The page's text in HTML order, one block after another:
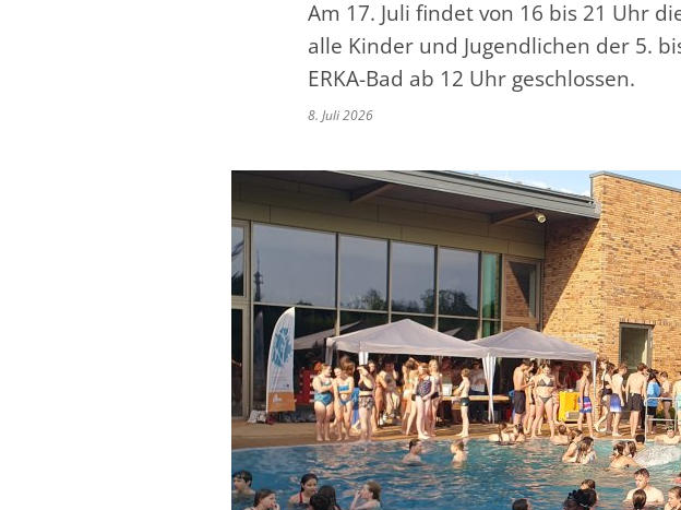
Am 17. Juli findet von 16 bis 21 Uhr
alle Kinder und Jugendlichen der 5.
ERKA-Bad ab 12 Uhr geschlossen.
8. Juli 2026